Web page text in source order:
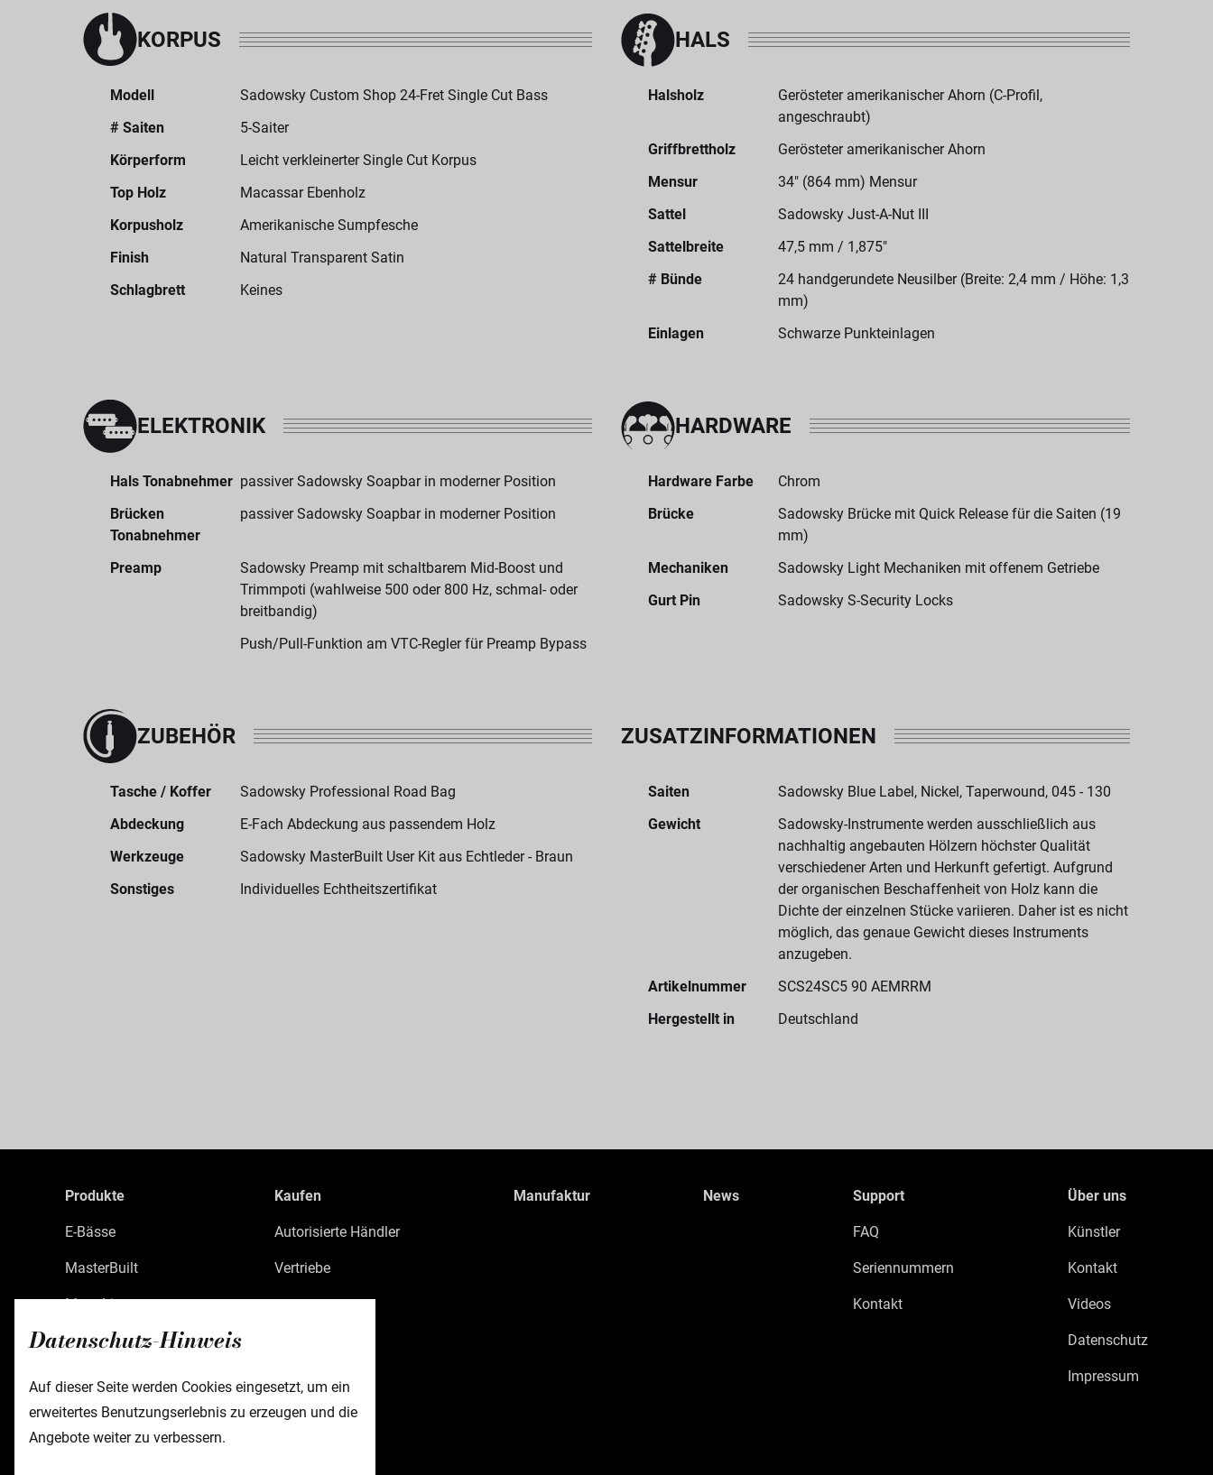
Datenschutz-Hinweis
Auf dieser Seite werden Cookies eingesetzt, um ein
erweitertes Benutzungserlebnis zu erzeugen und die
Angebote weiter zu verbessern.
KORPUS
Modell
Sadowsky Custom Shop 24-Fret Single Cut Bass
# Saiten
5-Saiter
Körperform
Leicht verkleinerter Single Cut Korpus
Top Holz
Macassar Ebenholz
Korpusholz
Amerikanische Sumpfesche
Finish
Natural Transparent Satin
Schlagbrett
Keines
HALS
Halsholz
Gerösteter amerikanischer Ahorn (C-Profil,
angeschraubt)
Griffbrettholz
Gerösteter amerikanischer Ahorn
Mensur
34" (864 mm) Mensur
Sattel
Sadowsky Just-A-Nut III
Sattelbreite
47,5 mm / 1,875"
# Bünde
24 handgerundete Neusilber (Breite: 2,4 mm / Höhe: 1,3
mm)
Einlagen
Schwarze Punkteinlagen
ELEKTRONIK
Hals Tonabnehmer passiver Sadowsky Soapbar in moderner Position
Brücken
Tonabnehmer
passiver Sadowsky Soapbar in moderner Position
Preamp
Sadowsky Preamp mit schaltbarem Mid-Boost und
Trimmpoti (wahlweise 500 oder 800 Hz, schmal- oder
breitbandig)
Push/Pull-Funktion am VTC-Regler für Preamp Bypass
HARDWARE
Hardware Farbe
Chrom
Brücke
Sadowsky Brücke mit Quick Release für die Saiten (19
mm)
Mechaniken
Sadowsky Light Mechaniken mit offenem Getriebe
Gurt Pin
Sadowsky S-Security Locks
ZUBEHÖR
Tasche / Koffer
Sadowsky Professional Road Bag
Abdeckung
E-Fach Abdeckung aus passendem Holz
Werkzeuge
Sadowsky MasterBuilt User Kit aus Echtleder - Braun
Sonstiges
Individuelles Echtheitszertifikat
ZUSATZINFORMATIONEN
Saiten
Sadowsky Blue Label, Nickel, Taperwound, 045 - 130
Gewicht
Sadowsky-Instrumente werden ausschließlich aus
nachhaltig angebauten Hölzern höchster Qualität
verschiedener Arten und Herkunft gefertigt. Aufgrund
der organischen Beschaffenheit von Holz kann die
Dichte der einzelnen Stücke variieren. Daher ist es nicht
möglich, das genaue Gewicht dieses Instruments
anzugeben.
Artikelnummer
SCS24SC5 90 AEMRRM
Hergestellt in
Deutschland
Produkte
E-Bässe
MasterBuilt
MetroLine
MetroExpress
Custom Shop
Zubehör
Kaufen
Autorisierte Händler
Vertriebe
Manufaktur News Support
FAQ
Seriennummern
Kontakt
Über uns
Künstler
Kontakt
Videos
Datenschutz
Impressum